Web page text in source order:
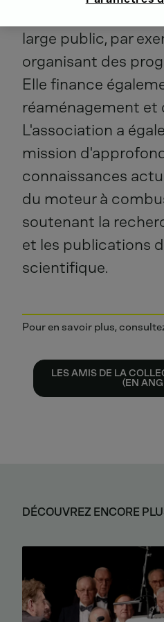
large public, par
organisant des
Elle finance
réaménagement et
L'association a
mission
connaissances
du moteur à
soutenant la
et les publications
scientifique.
Pour en savoir plus,
LES AMIS DE LA
(EN
DÉCOUVREZ ENCORE